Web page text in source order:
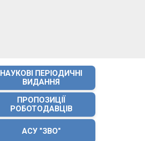
НАУКОВІ ПЕРІОДИЧНІ
ВИДАННЯ
ПРОПОЗИЦІЇ
РОБОТОДАВЦІВ
АСУ "ЗВО"